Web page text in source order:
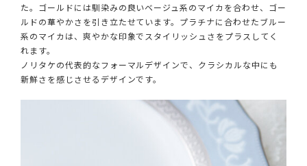
た。ゴールドには馴染みの良いベージュ系のマイカを合わせ、ゴー
ルドの華やかさを引き立たせています。プラチナに合わせたブルー
系のマイカは、爽やかな印象でスタイリッシュさをプラスしてく
れます。
ノリタケの代表的なフォーマルデザインで、クラシカルな中にも
新鮮さを感じさせるデザインです。